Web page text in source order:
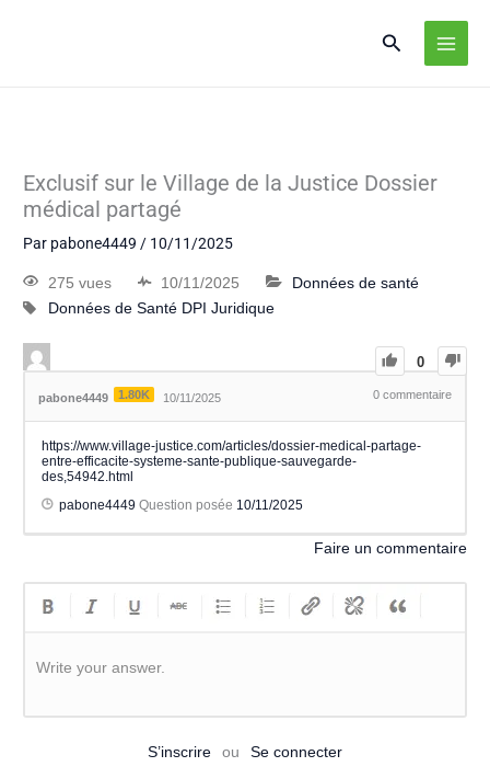
Exclusif sur le Village de la Justice Dossier
médical partagé
Par pabone4449/ 10/11/2025
275 vues 10/11/2025
Données de santé
Données de Santé DPI Juridique
0
pabone4449 1.80K 10/11/2025 0commentaire
https://www.village-justice.com/articles/dossier-medical-partage-
entre-efficacite-systeme-sante-publique-sauvegarde-
des,54942.html
pabone4449 Question posée 10/11/2025
Faire un commentaire
Write your answer.
S’inscrire ou Se connecter